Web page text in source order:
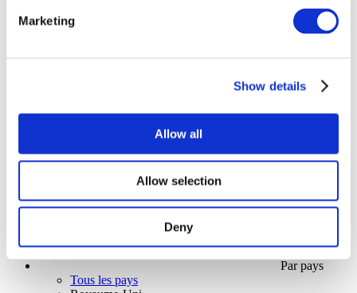
Marketing
Show details
Allow all
Allow selection
Deny
Concerts
Rock music
Par pays
Tous les pays